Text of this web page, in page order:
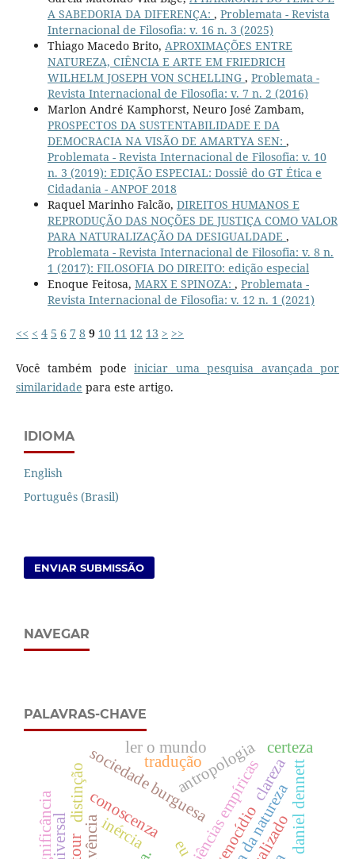
A SABEDORIA DA DIFERENÇA: , Problemata - Revista
Internacional de Filosofia: v. 16 n. 3 (2025)
Thiago Macedo Brito, APROXIMAÇÕES ENTRE
NATUREZA, CIÊNCIA E ARTE EM FRIEDRICH
WILHELM JOSEPH VON SCHELLING , Problemata -
Revista Internacional de Filosofia: v. 7 n. 2 (2016)
Marlon André Kamphorst, Neuro José Zambam,
PROSPECTOS DA SUSTENTABILIDADE E DA
DEMOCRACIA NA VISÃO DE AMARTYA SEN: ,
Problemata - Revista Internacional de Filosofia: v. 10
n. 3 (2019): EDIÇÃO ESPECIAL: Dossiê do GT Ética e
Cidadania - ANPOF 2018
Raquel Marinho Falcão, DIREITOS HUMANOS E
REPRODUÇÃO DAS NOÇÕES DE JUSTIÇA COMO VALOR
PARA NATURALIZAÇÃO DA DESIGUALDADE ,
Problemata - Revista Internacional de Filosofia: v. 8 n.
1 (2017): FILOSOFIA DO DIREITO: edição especial
Enoque Feitosa, MARX E SPINOZA: , Problemata -
Revista Internacional de Filosofia: v. 12 n. 1 (2021)
<< < 4 5 6 7 8 9 10 11 12 13 > >>
Você também podeiniciar uma pesquisa avançada por
similaridade para este artigo.
IDIOMA
English
Português (Brasil)
ENVIAR SUBMISSÃO
NAVEGAR
PALAVRAS-CHAVE
conoscenza ciências empíricas
sociedade burguesa
genocídio
antropologia
tradução
distinção
ler o mundo
clareza
certeza
inércia daniel dennett
significância eu